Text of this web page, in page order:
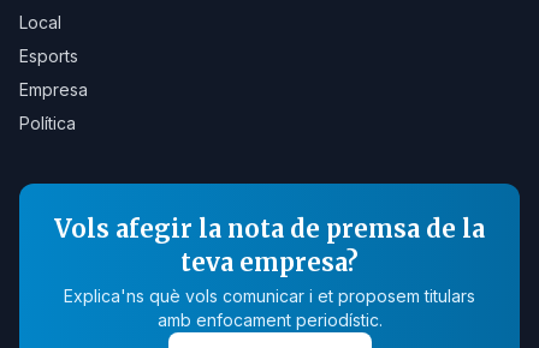
Local
Esports
Empresa
Política
Vols afegir la nota de premsa de la
teva empresa?
Explica'ns què vols comunicar i et proposem titulars
amb enfocament periodístic.